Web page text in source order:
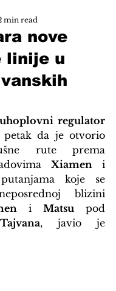
nove
linije u
min read
regulator
petak da je otvorio
rute prema
Xiamen
koje se
blizini
i Matsu pod
Tajvana, javio je